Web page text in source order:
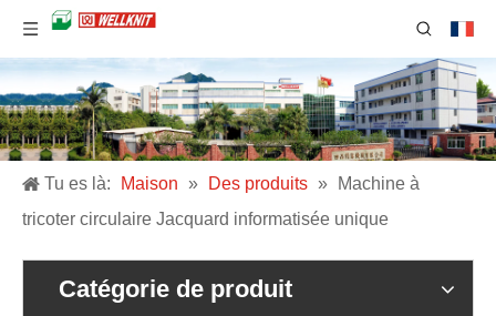
Tu es là: Maison » Des produits »
Machine à
tricoter circulaire Jacquard informatisée unique
Catégorie de produit